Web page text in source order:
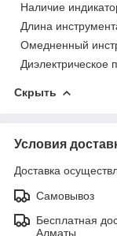
Наличие
Длина
Омедненный
Диэлектрическое
Скрыть
Условия
Доставка
Самовывоз
Бесплатная
Алматы